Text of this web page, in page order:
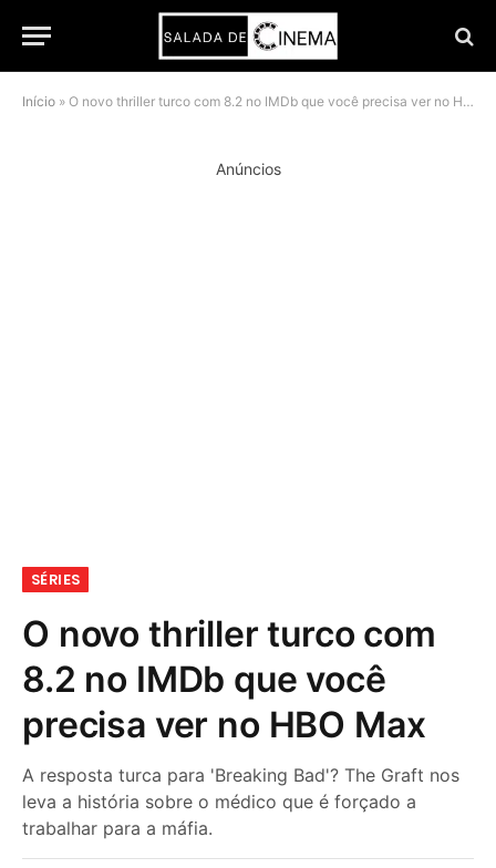
Início » O novo thriller turco com 8.2 no IMDb que você precisa ver no HBO Max
Anúncios
SÉRIES
O novo thriller turco com
8.2 no IMDb que você
precisa ver no HBO Max
A resposta turca para 'Breaking Bad'? The Graft nos
leva a história sobre o médico que é forçado a
trabalhar para a máfia.